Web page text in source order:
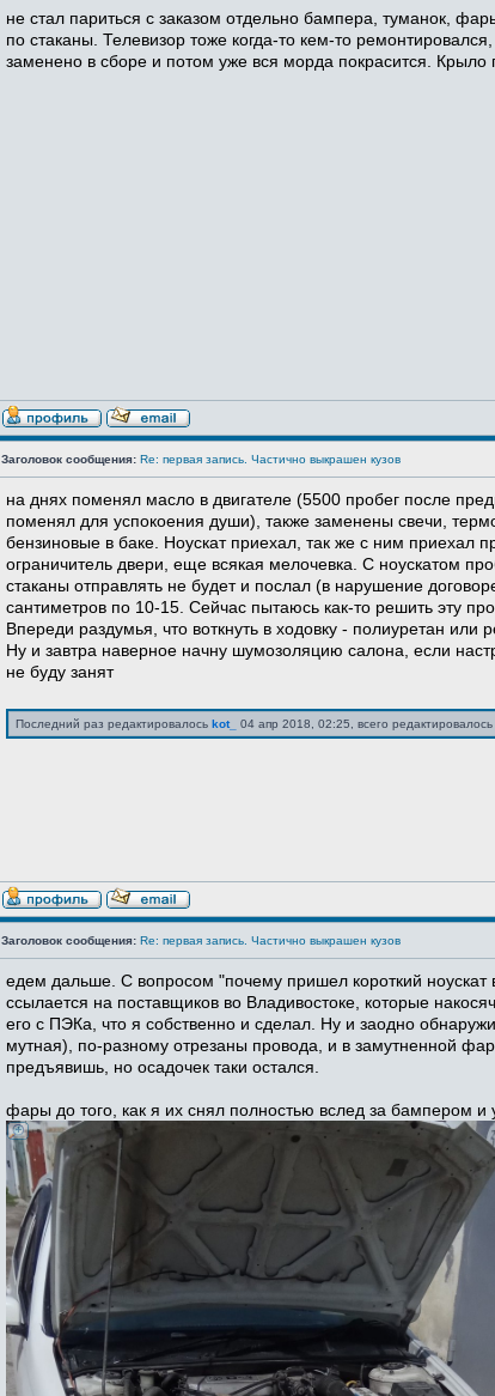
не стал париться с заказом отдельно бампера, туманок,
по стаканы. Телевизор тоже когда-то кем-то
заменено в сборе и потом уже вся морда покрасится. Крыло
Заголовок сообщения: Re: первая запись. Частично выкрашен кузов
на днях поменял масло в двигателе (5500 пробег после
поменял для успокоения души), также заменены свечи,
бензиновые в баке. Ноускат приехал, так же с ним приехал
ограничитель двери, еще всякая мелочевка. С ноускатом
стаканы отправлять не будет и послал (в нарушение
сантиметров по 10-15. Сейчас пытаюсь как-то решить эту
Впереди раздумья, что воткнуть в ходовку - полиуретан или
Ну и завтра наверное начну шумозоляцию салона, если
не буду занят
Последний раз редактировалось kot_ 04 апр 2018, 02:25, всего редактировалось
Заголовок сообщения: Re: первая запись. Частично выкрашен кузов
едем дальше. С вопросом "почему пришел короткий
ссылается на поставщиков во Владивостоке, которые
его с ПЭКа, что я собственно и сделал. Ну и заодно
мутная), по-разному отрезаны провода, и в замутненной
предъявишь, но осадочек таки остался.
фары до того, как я их снял полностью вслед за бампером и